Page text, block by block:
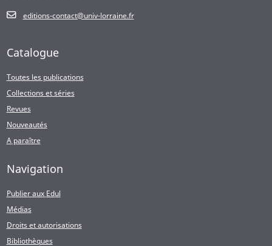
editions-contact@univ-lorraine.fr
Catalogue
Toutes les publications
Collections et séries
Revues
Nouveautés
A paraître
Navigation
Publier aux Edul
Médias
Droits et autorisations
Bibliothèques